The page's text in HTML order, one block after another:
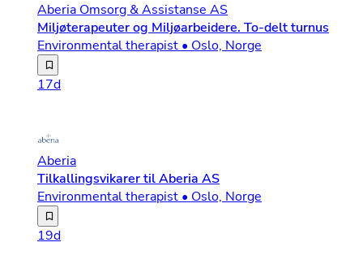
Aberia Omsorg & Assistanse AS
Miljøterapeuter og Miljøarbeidere. To-delt turnus
Environmental therapist • Oslo, Norge
Har du lyst til å jobbe på en trygg og faglig sterk bolig
17d
Aberia
Tilkallingsvikarer til Aberia AS
Environmental therapist • Oslo, Norge
Har du et ønske om å skape trygghet, retning og
19d